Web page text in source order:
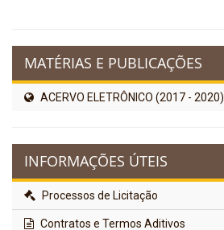
MATÉRIAS E PUBLICAÇÕES
ACERVO ELETRÔNICO (2017 - 2020)
INFORMAÇÕES ÚTEIS
Processos de Licitação
Contratos e Termos Aditivos